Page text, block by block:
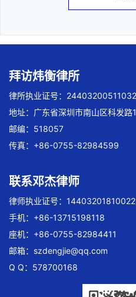
拜访炜衡律所
律所执业证号：
地址：广东省深圳市南山区科发
邮编：518057
传真：+86-0755-82984599
联系邓杰律师
律师执业证号：
手机：+86-13715198118
座机：+86-0755-82984411
邮箱： szdengjie@qq.com
Q Q：578700168